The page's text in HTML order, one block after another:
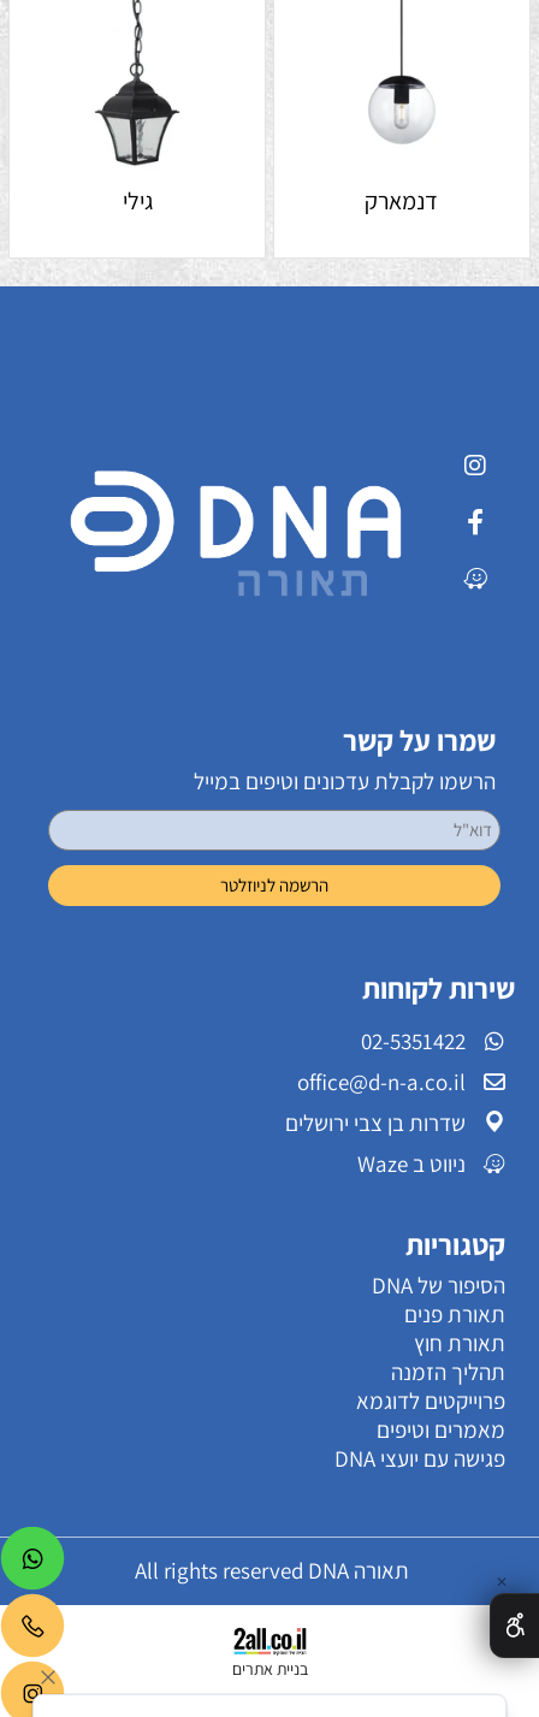
דנמארק גילי
שמרו על קשר
הרשמו לקבלת עדכונים וטיפים במייל
שירות לקוחות
02-5351422
office@d-n-a.co.il
שדרות בן צבי ירושלים
ניווט ב Waze
קטגוריות
הסיפור של DNA
תאורת פנים
תאורת חוץ
תהליך הזמנה
פרוייקטים לדוגמא
מאמרים וטיפים
פגישה עם יועצי DNA
תאורה All rights reserved DNA
בניית אתרים
✕